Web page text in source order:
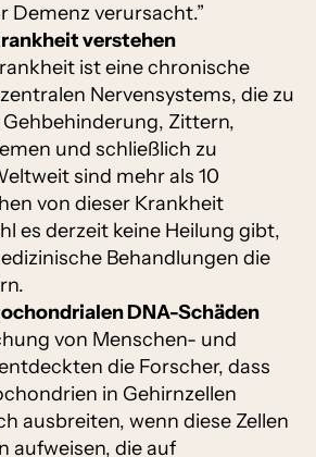
Demenz verursacht.”
verstehen
ist eine chronische
Nervensystems, die zu
Zittern,
und schließlich zu
sind mehr als 10
von dieser Krankheit
es derzeit keine Heilung gibt,
Behandlungen die
DNA-Schäden
von Menschen- und
die Forscher, dass
in Gehirnzellen
ausbreiten, wenn diese Zellen
aufweisen, die auf